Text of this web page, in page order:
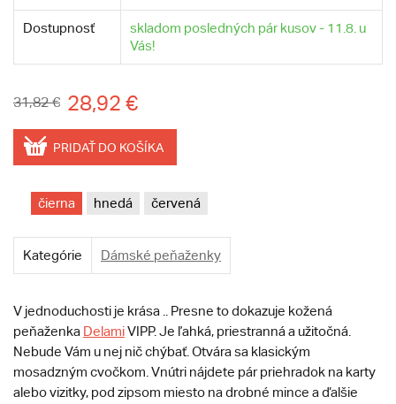
Dostupnosť
skladom posledných pár kusov - 11.8. u
Vás!
31,82 € 28,92 €
PRIDAŤ DO KOŠÍKA
čierna hnedá červená
Kategórie Dámské peňaženky
V jednoduchosti je krása .. Presne to dokazuje kožená
peňaženka DelamiVIPP. Je ľahká, priestranná a užitočná.
Nebude Vám u nej nič chýbať. Otvára sa klasickým
mosadzným cvočkom. Vnútri nájdete pár priehradok na karty
alebo vizitky, pod zipsom miesto na drobné mince a ďalšie